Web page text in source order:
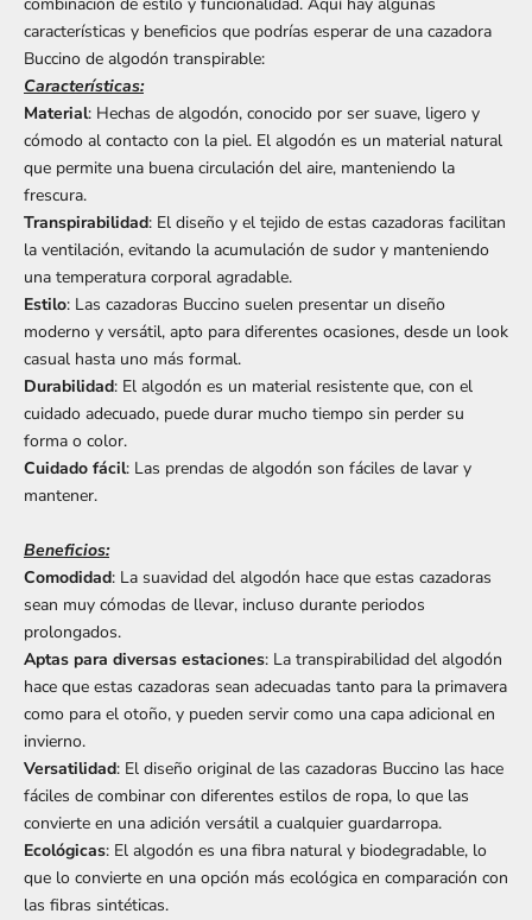
características y beneficios que podrías esperar de una cazadora
Buccino de algodón transpirable:
Características:
Material: Hechas de algodón, conocido por ser suave, ligero y
cómodo al contacto con la piel. El algodón es un material natural
que permite una buena circulación del aire, manteniendo la
frescura.
Transpirabilidad: El diseño y el tejido de estas cazadoras facilitan
la ventilación, evitando la acumulación de sudor y manteniendo
una temperatura corporal agradable.
Estilo: Las cazadoras Buccino suelen presentar un diseño
moderno y versátil, apto para diferentes ocasiones, desde un look
casual hasta uno más formal.
Durabilidad: El algodón es un material resistente que, con el
cuidado adecuado, puede durar mucho tiempo sin perder su
forma o color.
Cuidado fácil: Las prendas de algodón son fáciles de lavar y
mantener.
Beneficios:
Comodidad: La suavidad del algodón hace que estas cazadoras
sean muy cómodas de llevar, incluso durante periodos
prolongados.
Aptas para diversas estaciones: La transpirabilidad del algodón
hace que estas cazadoras sean adecuadas tanto para la primavera
como para el otoño, y pueden servir como una capa adicional en
invierno.
Versatilidad: El diseño original de las cazadoras Buccino las hace
fáciles de combinar con diferentes estilos de ropa, lo que las
convierte en una adición versátil a cualquier guardarropa.
Ecológicas: El algodón es una fibra natural y biodegradable, lo
que lo convierte en una opción más ecológica en comparación con
las fibras sintéticas.